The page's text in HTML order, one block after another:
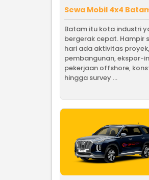
Sewa Mobil 4x4
Batam itu kota industri
bergerak cepat. Hampir
hari ada aktivitas proyek,
pembangunan, ekspor-
pekerjaan offshore,
hingga survey ...